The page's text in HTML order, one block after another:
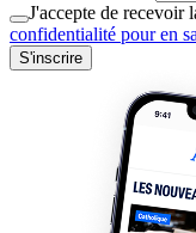
J'accepte de recevoir
confidentialité pour en
S'inscrire